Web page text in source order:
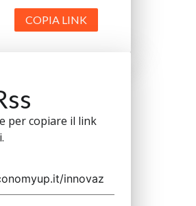
COPIA LINK
per copiare il link